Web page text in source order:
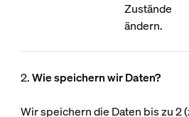
Zustände
ändern.
2.Wie speichern wir Daten?
Wir speichern die Daten bis zu 2